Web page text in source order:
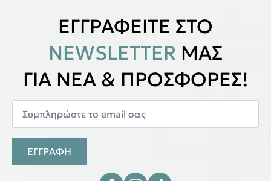
ΕΓΓΡΑΦΕΙΤΕ ΣΤΟ
NEWSLETTER ΜΑΣ
ΓΙΑ ΝΕΑ & ΠΡΟΣΦΟΡΕΣ!
ΕΓΓΡΑΦΗ